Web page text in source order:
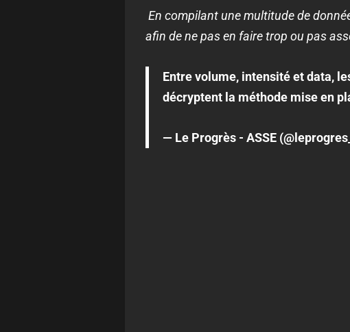
En compilant une multitude de
afin de ne pas en faire trop ou pas
Entre volume, intensité et data,
décryptent la méthode mise en
— Le Progrès - ASSE